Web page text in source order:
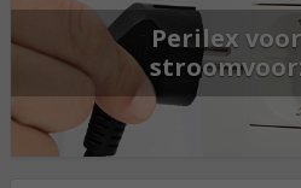
Perilex